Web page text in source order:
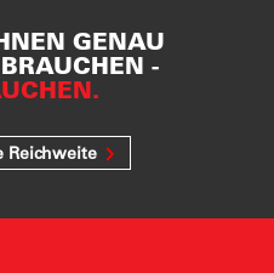
GENAU
-
Reichweite